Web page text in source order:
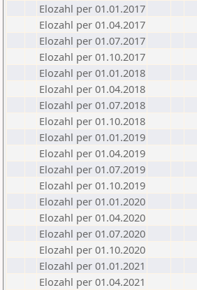
Elozahl per 01.01.2017
Elozahl per 01.04.2017
Elozahl per 01.07.2017
Elozahl per 01.10.2017
Elozahl per 01.01.2018
Elozahl per 01.04.2018
Elozahl per 01.07.2018
Elozahl per 01.10.2018
Elozahl per 01.01.2019
Elozahl per 01.04.2019
Elozahl per 01.07.2019
Elozahl per 01.10.2019
Elozahl per 01.01.2020
Elozahl per 01.04.2020
Elozahl per 01.07.2020
Elozahl per 01.10.2020
Elozahl per 01.01.2021
Elozahl per 01.04.2021